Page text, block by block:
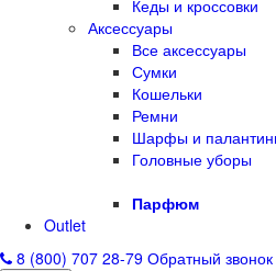
Кеды и кроссовки
Аксессуары
Все аксессуары
Сумки
Кошельки
Ремни
Шарфы и
Головные уборы
Парфюм
Outlet
8 (800) 707 28-79 Обратный звонок